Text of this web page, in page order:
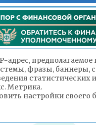
адрес,
фразы, баннеры,
Метрика.
настройки своего